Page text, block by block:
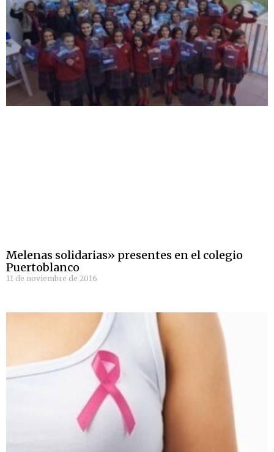
Melenas solidarias» presentes en el colegio
Puertoblanco
11 de noviembre de 2016